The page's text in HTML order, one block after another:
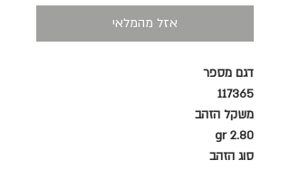
אזל מהמלאי
דגם מספר
117365
משקל הזהב
2.80 gr
סוג הזהב